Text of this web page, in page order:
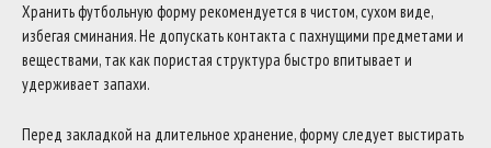
Хранить футбольную форму рекомендуется в чистом, сухом виде,
избегая сминания. Не допускать контакта с пахнущими предметами и
веществами, так как пористая структура быстро впитывает и
удерживает запахи.
Перед закладкой на длительное хранение, форму следует выстирать